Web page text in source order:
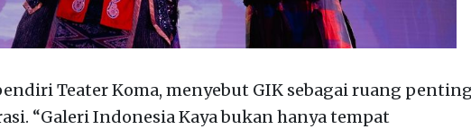
Teater Koma, menyebut GIK sebagai ruang
“Galeri Indonesia Kaya bukan hanya tempat